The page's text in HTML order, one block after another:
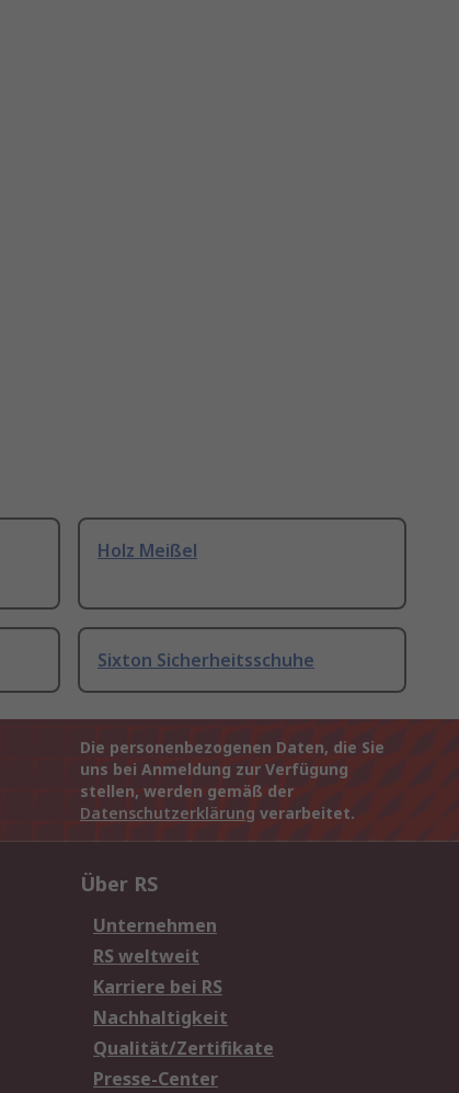
Holz Meißel
Sixton Sicherheitsschuhe
Die personenbezogenen Daten, die Sie
uns bei Anmeldung zur Verfügung
stellen, werden gemäß der
Datenschutzerklärung verarbeitet.
Über RS
Unternehmen
RS weltweit
Karriere bei RS
Nachhaltigkeit
Qualität/Zertifikate
Presse-Center